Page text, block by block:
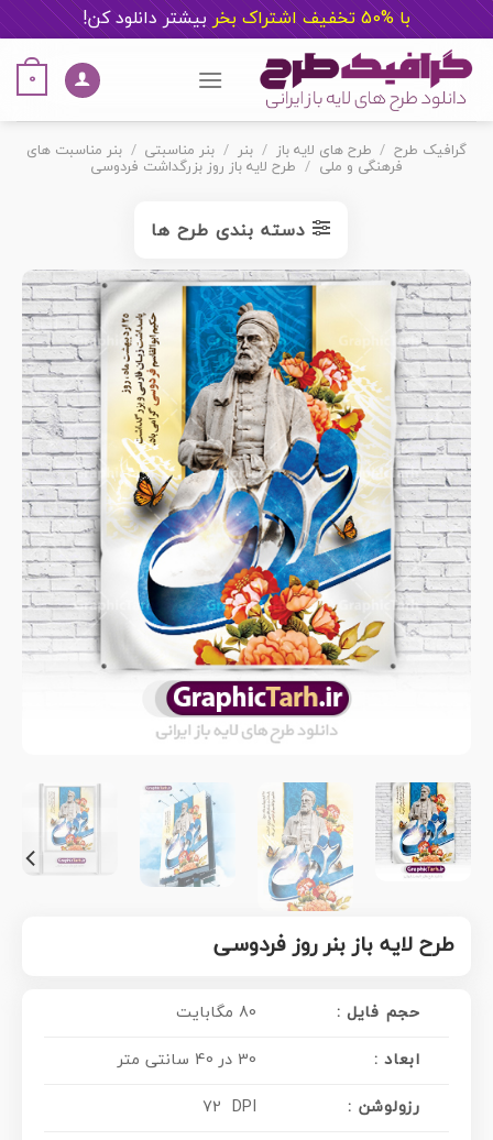
با %50 تخفیف اشتراک بخر بیشتر دانلود کن!
content
0
گرافیک طرح / طرح های لایه باز / بنر / بنر مناسبتی / بنر مناسبت های
فرهنگی و ملی / طرح لایه باز روز بزرگداشت فردوسی
دسته بندی طرح ها
طرح لایه باز بنر روز فردوسی
حجم فایل : 80 مگابایت
ابعاد : 30 در 40 سانتی متر
رزولوشن : 72 DPI